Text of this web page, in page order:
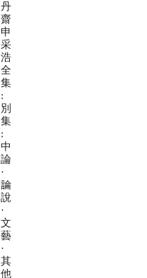
丹
齋
申
采
浩
全
集
:
別
集
:
中
論
·
論
說
·
文
藝
·
其
他